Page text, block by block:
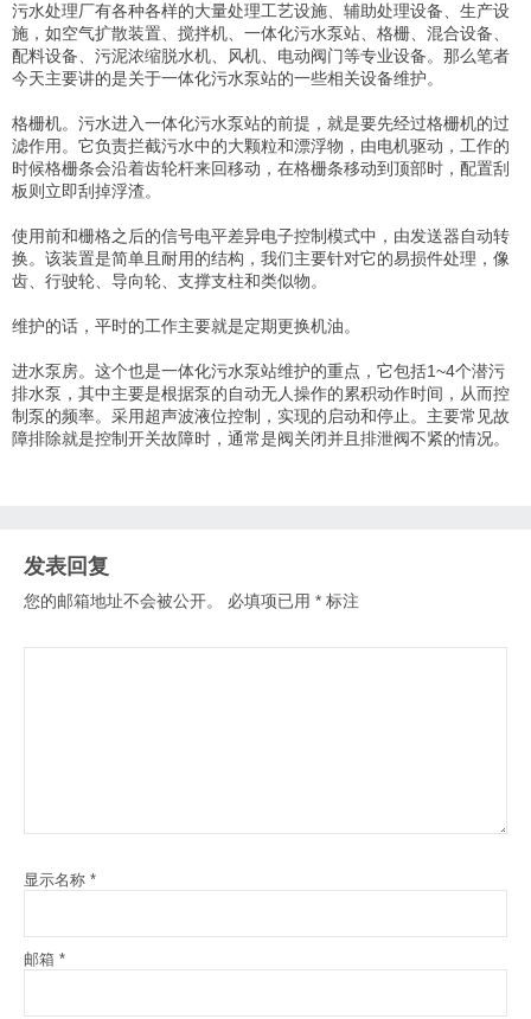
污水处理厂有各种各样的大量处理工艺设施、 辅助处理设备
生产设
施，如空气扩散装置、 搅拌机、 一体化污水泵站 格栅、 混合设备、
配料设备、 污泥浓缩脱水机、 风机、 电动阀门等专业设备。那么笔者
今天主要讲的是关于一体化污水泵站的一些相关设备维护。
格栅机。污水进入一体化污水泵站的前提，就是要先经过格栅机的过
滤作用。它负责拦截污水中的大颗粒和漂浮物，由电机驱动，工作的
时候格栅条会沿着齿轮杆来回移动，在格栅条移动到顶部时，配置刮
板则立即刮掉浮渣。
使用前和栅格之后的信号电平差异电子控制模式中，由发送器自动转
换。 该装置是简单且耐用的结构，我们主要针对它的易损件处理，像
齿、行驶轮、 导向轮、 支撑支柱和类似物。
维护的话，平时的工作主要就是定期更换机油。
进水泵房。这个也是一体化污水泵站维护的重点， 它包括1~4个潜污
排水泵，其中主要是根据泵的自动无人操作的累积动作时间，从而控
制泵的频率。采用超声波液位控制，实现的启动和停止。主要常见故
障排除就是控制开关故障时，通常是阀关闭并且排泄阀不紧的情况。
发表回复
您的邮箱地址不会被公开。 必填项已用 * 标注
显示名称 *
邮箱 *